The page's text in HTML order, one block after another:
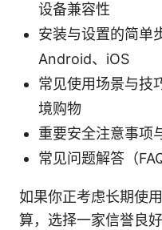
设备兼容性
安装与设置的简单
Android、iOS
常见使用场景与技
境购物
重要安全注意事项
常见问题解答（FAQ
如果你正考虑长期使
算，选择一家信誉良